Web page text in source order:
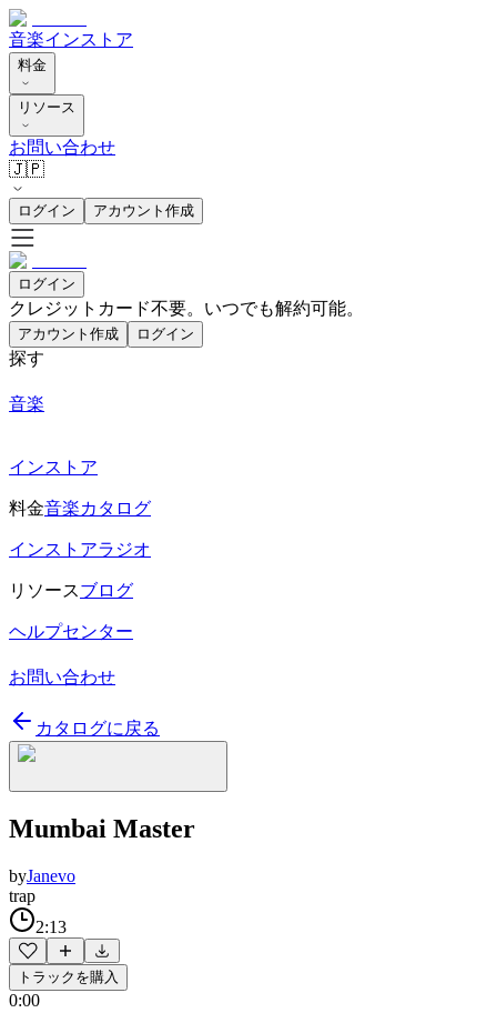
音楽インストア
料金
リソース
お問い合わせ
🇯🇵
ログイン アカウント作成
ログイン
クレジットカード不要。いつでも解約可能。
アカウント作成 ログイン
探す
音楽
インストア
料金音楽カタログ
インストアラジオ
リソースブログ
ヘルプセンター
お問い合わせ
カタログに戻る
Mumbai Master
byJanevo
trap
2:13
トラックを購入
0:00